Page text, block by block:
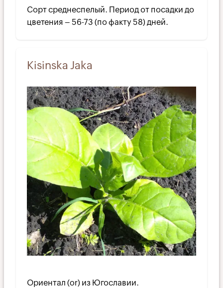
Сорт среднеспелый. Период от посадки до
цветения – 56-73 (по факту 58) дней.
Kisinska Jaka
Ориентал (or) из Югославии.